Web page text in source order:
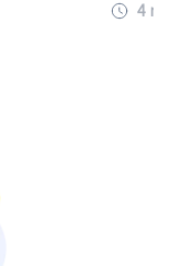
4